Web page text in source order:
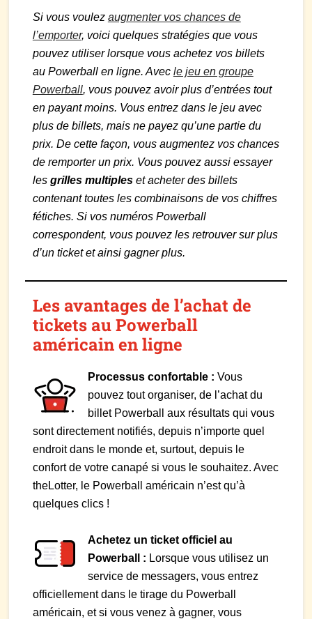
Si vous voulez augmenter vos chances de
l’emporter, voici quelques stratégies que vous
pouvez utiliser lorsque vous achetez vos billets
au Powerball en ligne. Avec le jeu en groupe
Powerball, vous pouvez avoir plus d’entrées tout
en payant moins. Vous entrez dans le jeu avec
plus de billets, mais ne payez qu’une partie du
prix. De cette façon, vous augmentez vos chances
de remporter un prix. Vous pouvez aussi essayer
les grilles multipleset acheter des billets
contenant toutes les combinaisons de vos chiffres
fétiches. Si vos numéros Powerball
correspondent, vous pouvez les retrouver sur plus
d’un ticket et ainsi gagner plus.
Les avantages de l’achat de
tickets au Powerball
américain en ligne
Processus confortable : Vous
pouvez tout organiser, de l’achat du
billet Powerball aux résultats qui vous
sont directement notifiés, depuis n’importe quel
endroit dans le monde et, surtout, depuis le
confort de votre canapé si vous le souhaitez. Avec
theLotter, le Powerball américain n’est qu’à
quelques clics !
Achetez un ticket officiel au
Powerball : Lorsque vous utilisez un
service de messagers, vous entrez
officiellement dans le tirage du Powerball
américain, et si vous venez à gagner, vous